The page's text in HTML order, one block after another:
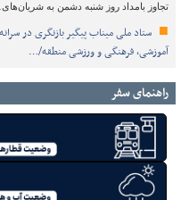
تجاوز بامداد روز شنبه دشمن به
ستاد ملی میناب پیگیر بازنگری در
آموزشی، فرهنگی و ورزشی منطقه/…
راهنمای سفر